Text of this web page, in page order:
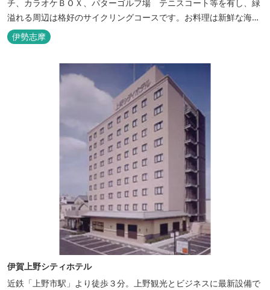
チ、カラオケＢＯＸ、パターゴルフ場 テニスコート等を有し、緑
溢れる周辺は格好のサイクリングコースです。お料理は新鮮な海の
幸をふんだんに使用する荒磯焼、活造会席、伊勢海老残酷鍋会席、
松茸料理（秋）等グルメ志向の方に好評です。夏には野外バーベキ
ューも毎晩行ないます。
伊勢志摩
伊賀上野シティホテル
近鉄「上野市駅」より徒歩３分。上野観光とビジネスに最新設備で